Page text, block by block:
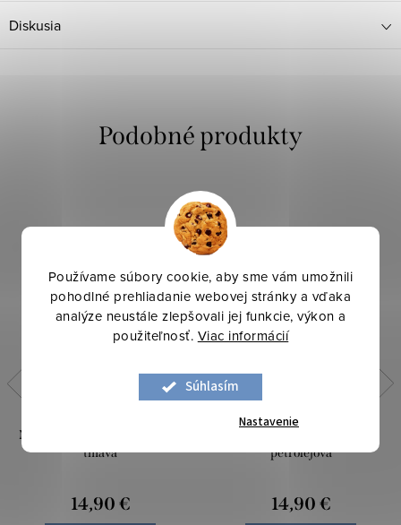
Používame súbory cookie, aby sme vám umožnili
pohodlné prehliadanie webovej stránky a vďaka
analýze neustále zlepšovali jej funkcie, výkon a
použiteľnosť. Viac informácií
Súhlasím
Nastavenie
Diskusia
Manchester Cord - Modrosivá
tmavá
14,90 €
petrolejová
14,90 €